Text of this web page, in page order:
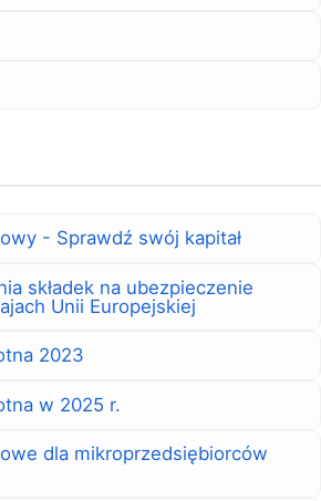
- Sprawdź swój kapitał
składek na ubezpieczenie
Unii Europejskiej
2023
w 2025 r.
dla mikroprzedsiębiorców